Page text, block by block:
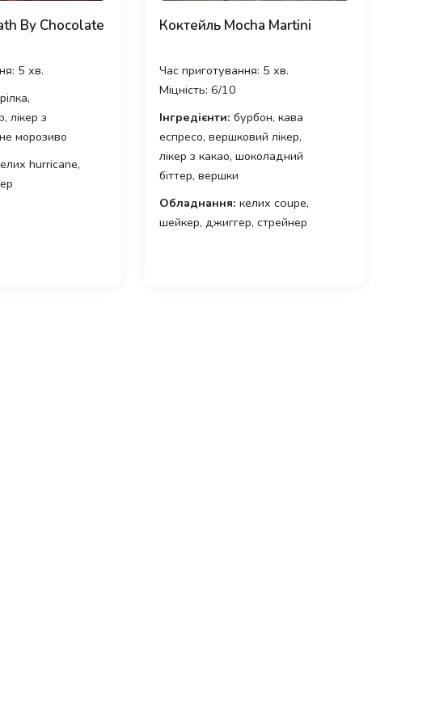
By Chocolate
5 хв.
лікер з
морозиво
hurricane,
Коктейль Mocha Martini
Час приготування: 5 хв.
Міцність: 6/10
Інгредієнти: бурбон, кава
еспресо, вершковий лікер,
лікер з какао, шоколадний
біттер, вершки
Обладнання: келих coupe,
шейкер, джиггер, стрейнер